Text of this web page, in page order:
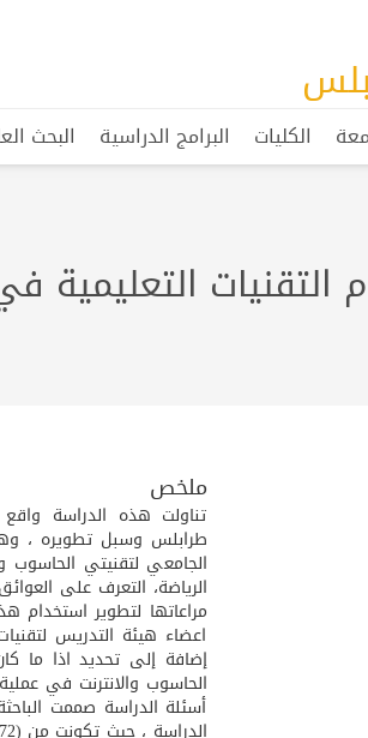
الكليات البرامج الدراسية البحث
التقنيات
ملخص
تناولت هذه الدراسة
طرابلس وسبل تطويره ،
الجامعي لتقنيتي الحاسوب
الرياضة، التعرف على
مراعاتها لتطوير استخدام
اعضاء هيئة التدريس
إضافة إلى تحديد اذا ما
الحاسوب والانترنت في
أسئلة الدراسة صممت